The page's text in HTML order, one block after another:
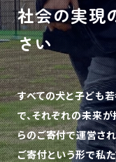
社会の実現
さい
すべての犬と子ども
で、それぞれの未来
らのご寄付で運営され
ご寄付という形で私